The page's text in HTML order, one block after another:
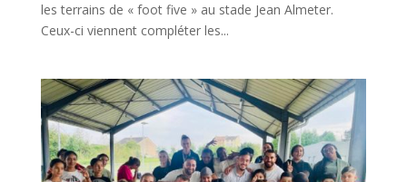
les terrains de « foot five » au stade Jean Almeter.
Ceux-ci viennent compléter les...